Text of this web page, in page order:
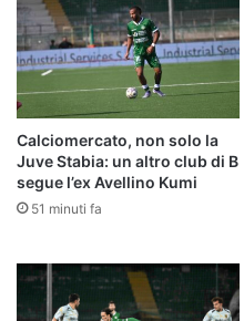
Calciomercato, non solo la
Juve Stabia: un altro club di B
segue l’ex Avellino Kumi
51 minuti fa